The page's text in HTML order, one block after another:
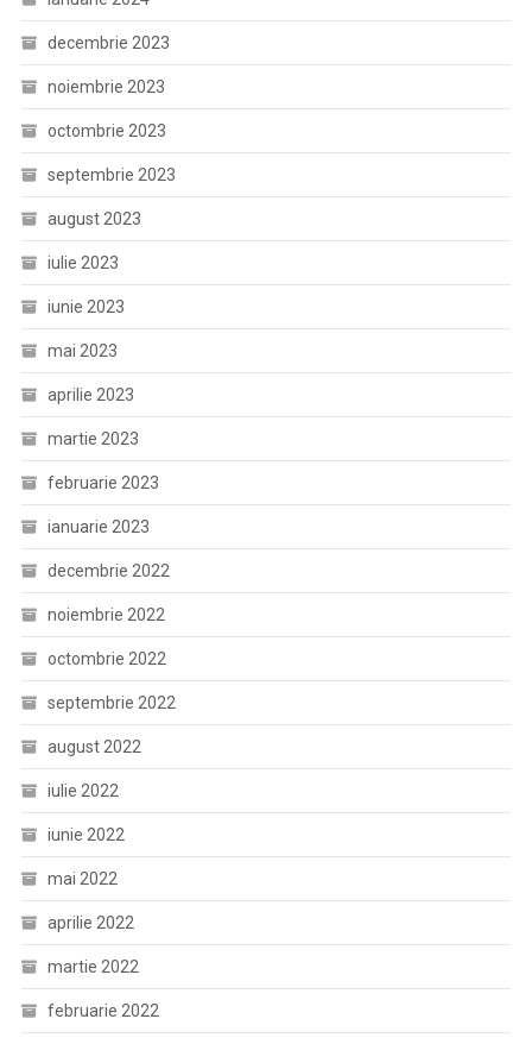
decembrie 2023
noiembrie 2023
octombrie 2023
septembrie 2023
august 2023
iulie 2023
iunie 2023
mai 2023
aprilie 2023
martie 2023
februarie 2023
ianuarie 2023
decembrie 2022
noiembrie 2022
octombrie 2022
septembrie 2022
august 2022
iulie 2022
iunie 2022
mai 2022
aprilie 2022
martie 2022
februarie 2022